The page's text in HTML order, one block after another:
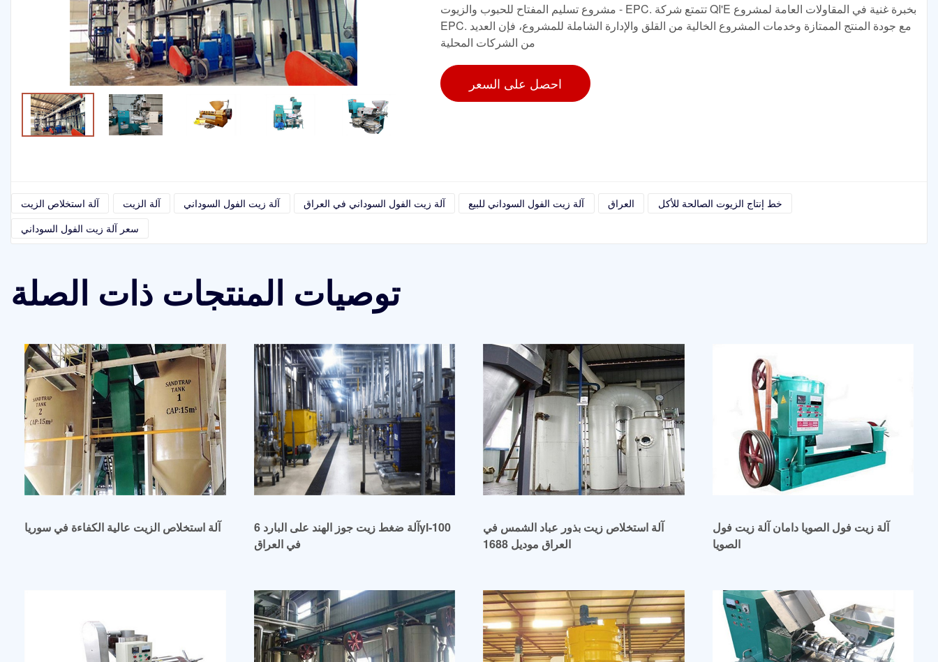
مشروع تسليم المفتاح للحبوب والزيوت - EPC. تتمتع شركة QI'E بخبرة غنية في المقاولات العامة لمشروع
EPC. مع جودة المنتج الممتازة وخدمات المشروع الخالية من القلق والإدارة الشاملة للمشروع، فإن العديد
من الشركات المحلية
احصل على السعر
آلة استخلاص الزيت آلة الزيت آلة زيت الفول السوداني آلة زيت الفول السوداني في العراق آلة زيت الفول السوداني للبيع العراق
خط إنتاج الزيوت الصالحة للأكل
سعر آلة زيت الفول السوداني
توصيات المنتجات ذات الصلة
آلة استخلاص الزيت عالية الكفاءة في سوريا
آلة ضغط زيت جوز الهند على البارد 6yl-100
في العراق
آلة استخلاص زيت بذور عباد الشمس في
العراق موديل 1688
آلة زيت فول الصويا دامان آلة زيت فول
الصويا